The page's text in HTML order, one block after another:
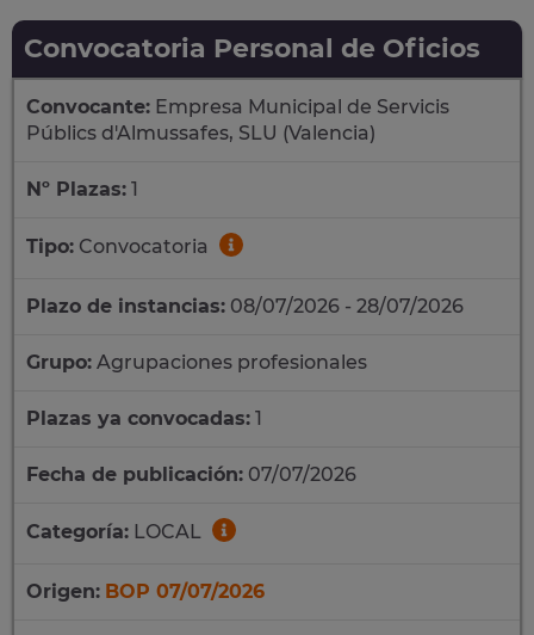
Convocatoria Personal de Oficios
Convocante: Empresa Municipal de Servicis
Públics d'Almussafes, SLU (Valencia)
Nº Plazas: 1
Tipo: Convocatoria
Plazo de instancias: 08/07/2026 - 28/07/2026
Grupo: Agrupaciones profesionales
Plazas ya convocadas: 1
Fecha de publicación: 07/07/2026
Categoría: LOCAL
Origen: BOP 07/07/2026